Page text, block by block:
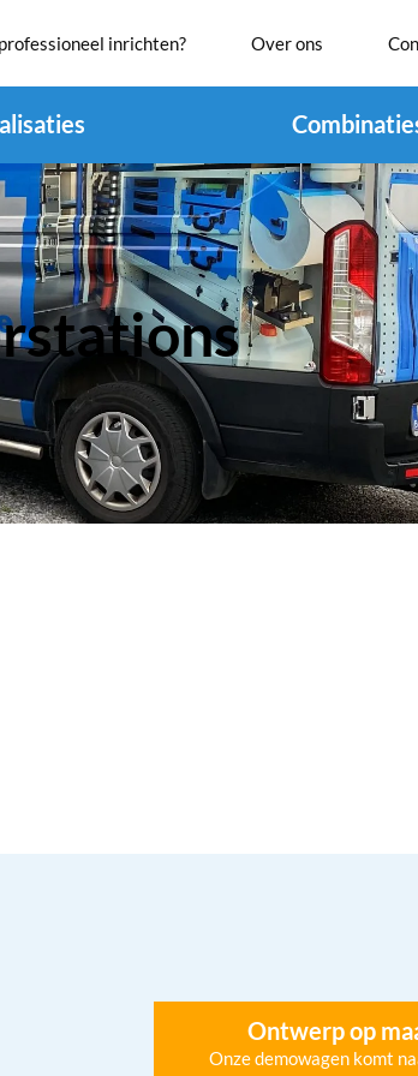
inrichten? Over ons
Ontwerp op
Onze demowagen komt